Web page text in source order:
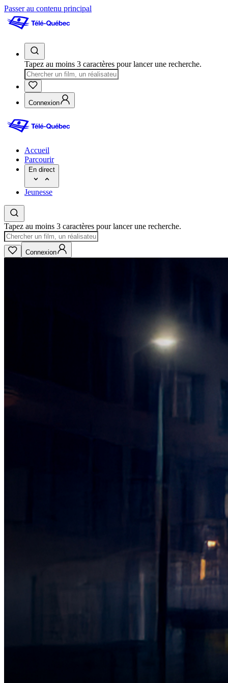
Passer au contenu principal
Tapez au moins 3 caractères pour lancer une recherche.
Connexion
Accueil
Parcourir
En direct
Jeunesse
Tapez au moins 3 caractères pour lancer une recherche.
Connexion